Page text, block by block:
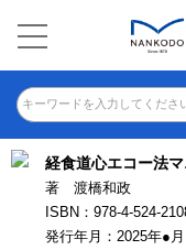
キーワードを入力してくださ
経食道心エコー法
著 渡橋和政
ISBN：978-4-524-
発行年月：2025年●月